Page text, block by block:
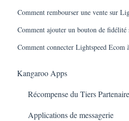
Comment rembourser une vente sur
Comment ajouter un bouton de fidélité
Comment connecter Lightspeed Ecom
Kangaroo Apps
Récompense du Tiers
Applications de messagerie